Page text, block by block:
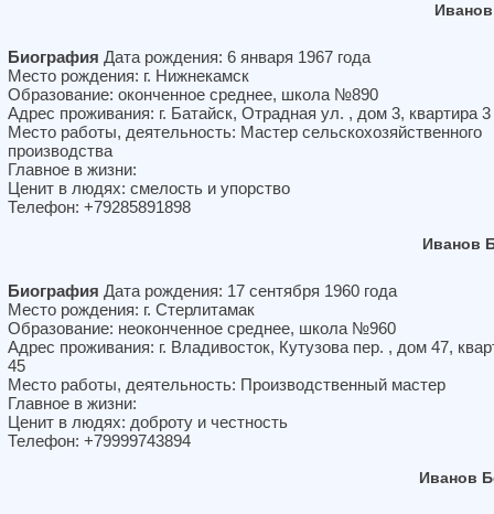
Биография Дата рождения: 6 января 1967 года
Место рождения: г. Нижнекамск
Образование: оконченное среднее, школа №890
Адрес проживания: г. Батайск, Отрадная ул. , дом 3, квартира 3
Место работы, деятельность: Мастер сельскохозяйственного
производства
Главное в жизни:
Ценит в людях: смелость и упорство
Телефон: +79285891898
Иванов
Биография Дата рождения: 17 сентября 1960 года
Место рождения: г. Стерлитамак
Образование: неоконченное среднее, школа №960
Адрес проживания: г. Владивосток, Кутузова пер. , дом 47,
45
Место работы, деятельность: Производственный мастер
Главное в жизни:
Ценит в людях: доброту и честность
Телефон: +79999743894
Иванов